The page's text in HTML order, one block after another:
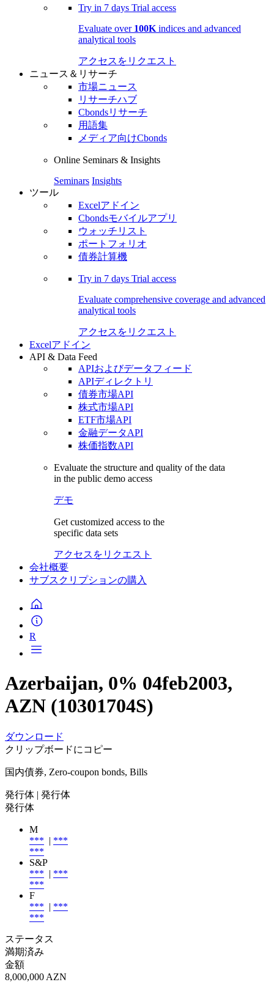
Try in 7 days Trial access
Evaluate over 100K indices and advanced
analytical tools
アクセスをリクエスト
ニュース＆リサーチ
市場ニュース
リサーチハブ
Cbondsリサーチ
用語集
メディア向けCbonds
Online Seminars & Insights
Seminars Insights
ツール
Excelアドイン
Cbondsモバイルアプリ
ウォッチリスト
ポートフォリオ
債券計算機
Try in 7 days Trial access
Evaluate comprehensive coverage and advanced
analytical tools
アクセスをリクエスト
Excelアドイン
API & Data Feed
APIおよびデータフィード
APIディレクトリ
債券市場API
株式市場API
ETF市場API
金融データAPI
株価指数API
Evaluate the structure and quality of the data
in the public demo access
デモ
Get customized access to the
specific data sets
アクセスをリクエスト
会社概要
サブスクリプションの購入
R
Azerbaijan, 0% 04feb2003,
AZN (10301704S)
ダウンロード
クリップボードにコピー
国内債券, Zero-coupon bonds, Bills
発行体 | 発行体
発行体
M
*** | ***
***
S&P
*** | ***
***
F
*** | ***
***
ステータス
満期済み
金額
8,000,000 AZN